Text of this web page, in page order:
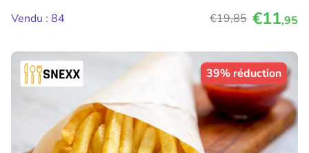
Vendu : 84
€19,85 €11,95
39% réduction